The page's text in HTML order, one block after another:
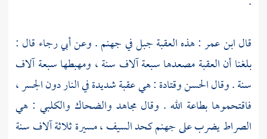
قالابن عمر: هذه العقبة جبل في جهنم . وعنأبي رجاء قال :
بلغنا أن العقبة مصعدها سبعة آلاف سنة ، ومهبطها سبعة آلاف
سنة . وقالالحسنوقتادة: هي عقبة شديدة في النار دون الجسر ،
فاقتحموها بطاعة الله . وقال مجاهد والضحاك والكلبي : هي
الصراط يضرب على جهنم كحد السيف ، مسيرة ثلاثة آلاف سنة